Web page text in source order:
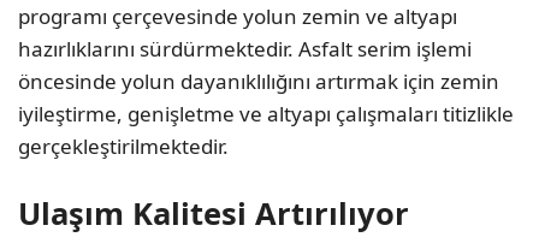
programı çerçevesinde yolun zemin ve altyapı
hazırlıklarını sürdürmektedir. Asfalt serim işlemi
öncesinde yolun dayanıklılığını artırmak için zemin
iyileştirme, genişletme ve altyapı çalışmaları titizlikle
gerçekleştirilmektedir.
Ulaşım Kalitesi Artırılıyor